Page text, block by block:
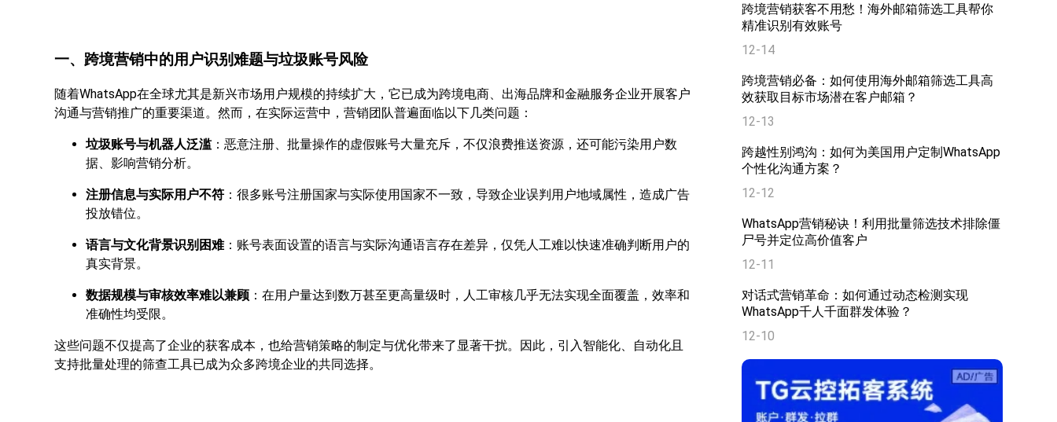
一、跨境营销中的用户识别难题与垃圾账号风险
随着WhatsApp在全球尤其是新兴市场用户规模的持续扩大，它已成为跨境电商、出海品牌和金融服务企业开展客户
沟通与营销推广的重要渠道。然而，在实际运营中，营销团队普遍面临以下几类问题：
垃圾账号与机器人泛滥 ：恶意注册、批量操作的虚假账号大量充斥，不仅浪费推送资源，还可能污染用户数
据、影响营销分析。
注册信息与实际用户不符 ：很多账号注册国家与实际使用国家不一致，导致企业误判用户地域属性，造成广告
投放错位。
语言与文化背景识别困难：账号表面设置的语言与实际沟通语言存在差异，仅凭人工难以快速准确判断用户的
真实背景。
数据规模与审核效率难以兼顾 ：在用户量达到数万甚至更高量级时，人工审核几乎无法实现全面覆盖，效率和
准确性均受限。
这些问题不仅提高了企业的获客成本，也给营销策略的制定与优化带来了显著干扰。因此，引入智能化、自动化且
支持批量处理的筛查工具已成为众多跨境企业的共同选择。
跨境营销获客不用愁！海外邮箱筛选工具帮你
精准识别有效账号
12-14
跨境营销必备：如何使用海外邮箱筛选工具高
效获取目标市场潜在客户邮箱？
12-13
跨越性别鸿沟：如何为美国用户定制WhatsApp
个性化沟通方案？
12-12
WhatsApp营销秘诀！利用批量筛选技术排除僵
尸号并定位高价值客户
12-11
对话式营销革命：如何通过动态检测实现
WhatsApp千人千面群发体验？
12-10